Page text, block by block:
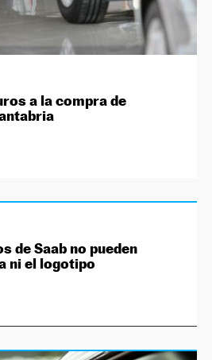
a la compra de
de Saab no pueden
ni el logotipo